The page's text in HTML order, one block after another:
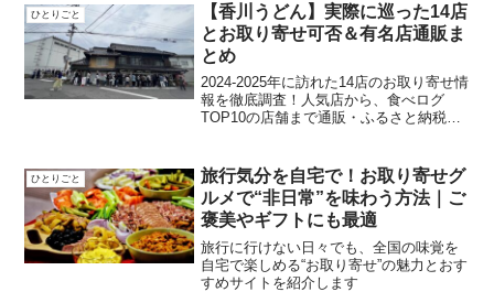
ひとりごと
【香川うどん】実際に巡った14店
とお取り寄せ可否＆有名店通販ま
とめ
2024-2025年に訪れた14店のお取り寄せ情
報を徹底調査！人気店から、食べログ
TOP10の店舗まで通販・ふるさと納税の
香川うどん選びの参考にどうぞ
ひとりごと
旅行気分を自宅で！お取り寄せグ
ルメで“非日常”を味わう方法｜ご
褒美やギフトにも最適
旅行に行けない日々でも、全国の味覚を
自宅で楽しめる“お取り寄せ”の魅力とおす
すめサイトを紹介します